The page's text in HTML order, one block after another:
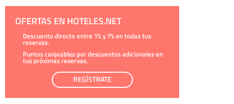
OFERTAS EN HOTELES.NET
Descuento directo entre 1% y 7% en todas tus
reservas.
Puntos canjeables por descuentos adicionales en
tus próximas reservas.
REGÍSTRATE